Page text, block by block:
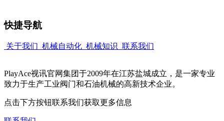
快捷导航
关于我们 机械自动化 机械知识 联系我们
PlayAce视讯官网集团于2009年在江苏盐城成立，是一家专业
致力于生产工业阀门和石油机械的高新技术企业。
点击下方按钮联系我们获取更多信息